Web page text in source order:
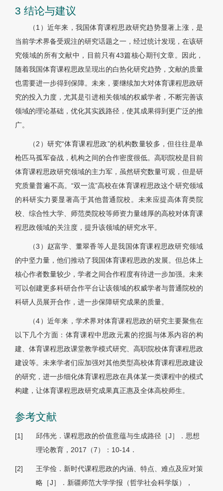
3 结论与建议
（1）近年来，我国体育课程思政研究趋势显著上涨，是
当前学术界备受观注的研究话题之一，经过统计发现，在该研
究领域的所有文献中，目前只有43篇核心期刊文章。因此，
随着我国体育课程思政呈现出的白热化研究趋势，文献的质量
也需要进一步得到保障。未来，要继续加大对体育课程思政研
究的投入力度，尤其是引进相关领域的权威学者，不断完善该
领域的理论基础，优化其实践路径，使其成果得到更广泛的推
广。
（2）研究“体育课程思政”的机构数量较多，但往往是单
枪匹马孤军奋战，机构之间的合作密度很低。高职院校是目前
体育课程思政研究领域的主力军，虽然研究数量可观，但是研
究质量普遍不高。“双一流”高校在体育课程思政这个研究领域
的科研实力要显著高于其他普通院校。未来应提高体育类院
校、综合性大学、师范类院校等师资力量雄厚的高校对体育课
程思政领域的关注度，提升该领域的研究水平。
（3）赵富学、董翠香等人是我国体育课程思政研究领域
的中坚力量，他们推动了我国体育课程思政的发展。但总体上
核心作者数量较少，学者之间合作程度有待进一步加强。未来
可以创建更多科研合作平台让该领域的权威学者与普通院校的
科研人员展开合作，进一步保障研究成果的质量。
（4）近年来，学术界对体育课程思政的研究主要聚焦在
以下几个方面：体育课程中思政元素的挖掘与体系内容的构
建、体育课程思政课堂教学模式研究、高职院校体育课程思政
建设等。未来学者们应加强对其他类型高校体育课程思政建设
的研究，进一步细化体育课程思政在具体某一类课程中的模式
构建，让体育课程思政研究成果真正惠及全体高校师生。
参考文献
[1]
邱伟光．课程思政的价值意蕴与生成路径［J］．思想
理论教育，2017（7）：10-14．
[2]
王学俭．新时代课程思政的内涵、特点、难点及应对策
略［J］．新疆师范大学学报（哲学社会科学版），